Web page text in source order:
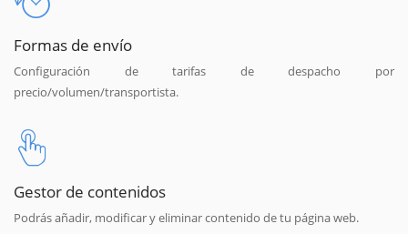
Formas de envío
Configuración de tarifas de despacho por
precio/volumen/transportista.
Gestor de contenidos
Podrás añadir, modificar y eliminar contenido de tu página web.